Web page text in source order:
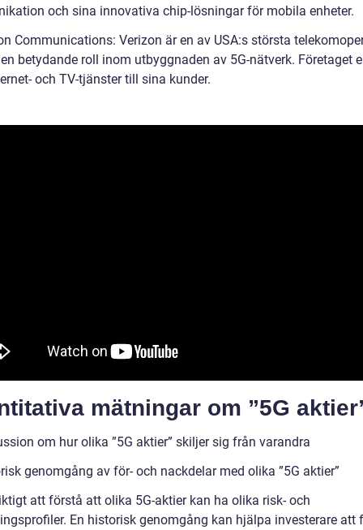
och sina innovativa chip-lösningar för mobila enheter.
Communications: Verizon är en av USA:s största
betydande roll inom utbyggnaden av 5G-nätverk. Företaget
och TV-tjänster till sina kunder.
mätningar om ”5G
om hur olika ”5G aktier” skiljer sig från varandra
genomgång av för- och nackdelar med olika ”5G aktier”
att förstå att olika 5G-aktier kan ha olika risk- och
En historisk genomgång kan hjälpa investerare att